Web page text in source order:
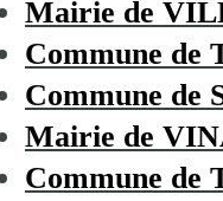
Mairie de
Commune de
Commune de
Mairie de
Commune de